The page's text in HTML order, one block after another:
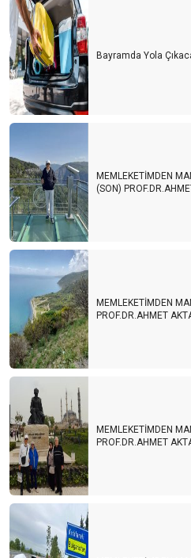
Bayramda Yola
MEMLEKETİMDEN
(SON)
MEMLEKETİMDEN
PROF.DR.AHMET
MEMLEKETİMDEN
PROF.DR.AHMET